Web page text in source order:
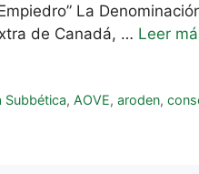
La
de Canadá, … Leer
Subbética,AOVE,aroden,